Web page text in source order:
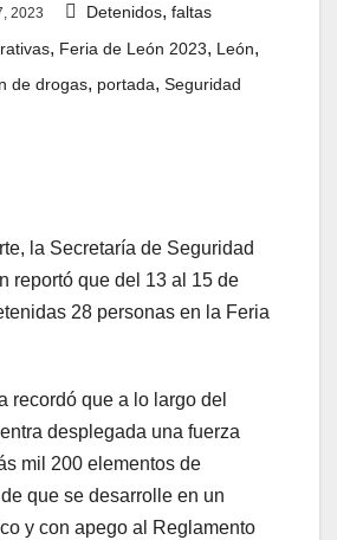
2023 Detenidos, faltas
, Feria de León 2023, León,
de drogas, portada, Seguridad
la Secretaría de Seguridad
reportó que del 13 al 15 de
28 personas en la Feria
recordó que a lo largo del
desplegada una fuerza
mil 200 elementos de
que se desarrolle en un
y con apego al Reglamento